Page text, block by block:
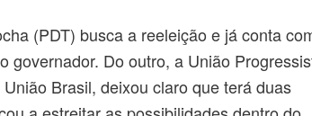
(PDT) busca a reeleição e já conta
governador. Do outro, a União
Brasil, deixou claro que terá duas